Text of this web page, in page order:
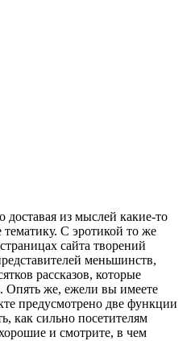
доставая из мыслей какие-то
С эротикой то же
сайта творений
меньшинств,
рассказов, которые
Опять же, ежели вы имеете
предусмотрено две функции
как сильно посетителям
и смотрите, в чем